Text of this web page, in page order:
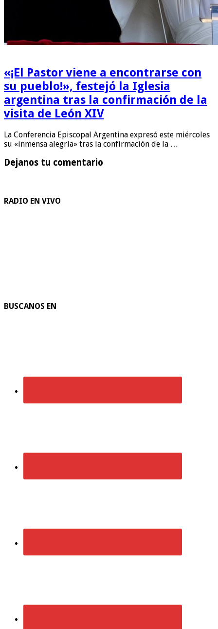
«¡El Pastor viene a encontrarse con
su pueblo!», festejó la Iglesia
argentina tras la confirmación de la
visita de León XIV
La Conferencia Episcopal Argentina expresó este miércoles
su «inmensa alegría» tras la confirmación de la …
Dejanos tu comentario
RADIO EN VIVO
BUSCANOS EN